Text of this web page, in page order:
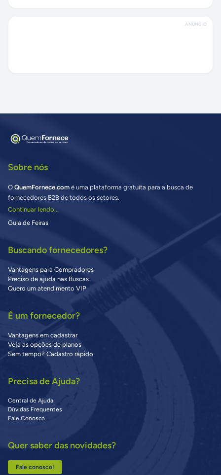
ANÚNCIO
Sobre nós
O QuemFornece.com é uma plataforma gratuita para a busca de
fornecedores B2B de todos os setores.
Continuar lendo...
Guia de Feiras
Buscando fornecedores?
Vantagens para Compradores
Preciso de ajuda nas Buscas
Quero um atendimento VIP
É um fornecedor?
Vantagens em cadastrar
Veja as opções de planos
Sem tempo? Cadastro rápido
Precisa de Ajuda?
Central de Ajuda
Dúvidas Frequentes
Fale Conosco
Quer saber das novidades?
Fale conosco!